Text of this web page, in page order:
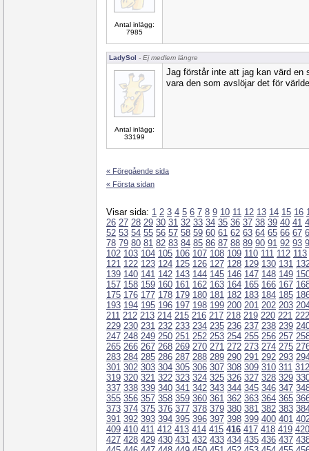
Antal inlägg:
7985
LadySol - Ej medlem längre
Antal inlägg:
33199
Jag förstår inte att jag kan värd en
vara den som avslöjar det för
« Föregående sida
« Första sidan
Visar sida: 1 2 3 4 5 6 7 8 9 10 11 12 13 14 15 16
26 27 28 29 30 31 32 33 34 35 36 37 38 39 40 41
52 53 54 55 56 57 58 59 60 61 62 63 64 65 66 67
78 79 80 81 82 83 84 85 86 87 88 89 90 91 92 93
102 103 104 105 106 107 108 109 110 111 112 113
121 122 123 124 125 126 127 128 129 130 131
139 140 141 142 143 144 145 146 147 148 149
157 158 159 160 161 162 163 164 165 166 167
175 176 177 178 179 180 181 182 183 184 185
193 194 195 196 197 198 199 200 201 202 203
211 212 213 214 215 216 217 218 219 220 221 222
229 230 231 232 233 234 235 236 237 238 239
247 248 249 250 251 252 253 254 255 256 257
265 266 267 268 269 270 271 272 273 274 275
283 284 285 286 287 288 289 290 291 292 293
301 302 303 304 305 306 307 308 309 310 311 312
319 320 321 322 323 324 325 326 327 328 329
337 338 339 340 341 342 343 344 345 346 347
355 356 357 358 359 360 361 362 363 364 365
373 374 375 376 377 378 379 380 381 382 383
391 392 393 394 395 396 397 398 399 400 401
409 410 411 412 413 414 415 416 417 418 419 420
427 428 429 430 431 432 433 434 435 436 437